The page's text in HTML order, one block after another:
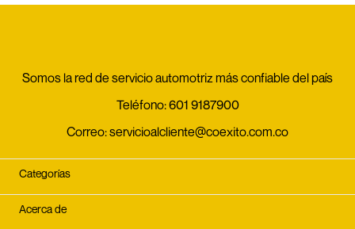
Somos la red de servicio automotriz más confiable del país
Teléfono:601 9187900
Correo:servicioalcliente@coexito.com.co
Categorías
Acerca de